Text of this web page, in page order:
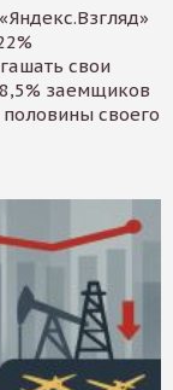
свои
заемщиков
своего